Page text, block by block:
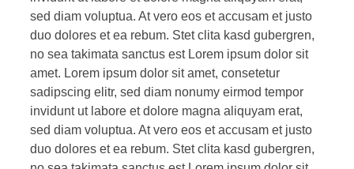
sed diam voluptua. At vero eos et accusam et justo
duo dolores et ea rebum. Stet clita kasd gubergren,
no sea takimata sanctus est Lorem ipsum dolor sit
amet. Lorem ipsum dolor sit amet, consetetur
sadipscing elitr, sed diam nonumy eirmod tempor
invidunt ut labore et dolore magna aliquyam erat,
sed diam voluptua. At vero eos et accusam et justo
duo dolores et ea rebum. Stet clita kasd gubergren,